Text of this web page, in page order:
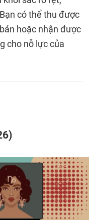
có thể thu được
hoặc nhận được
cho nỗ lực của